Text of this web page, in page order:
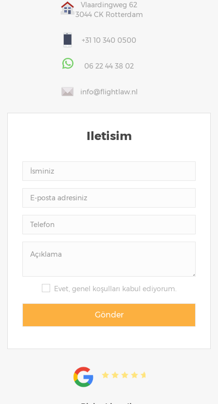
Vlaardingweg 62
3044 CK Rotterdam
+31 10 340 0500
06 22 44 38 02
info@flightlaw.nl
Iletisim
Evet, genel koşulları kabul ediyorum.